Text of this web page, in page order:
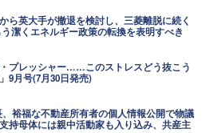
ら英大手が撤退を検討し、三菱離脱に続く
潔くエネルギー政策の転換を表明すべき
プレッシャー……このストレスどう抜こう
9月号(7月30日発売)
裕福な不動産所有者の個人情報公開で物議
持母体には親中活動家も入り込み、共産主